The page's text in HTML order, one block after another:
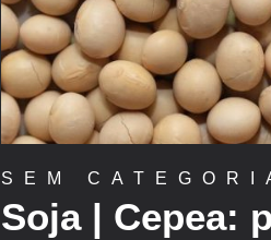
SEM
Soja | Cepea: